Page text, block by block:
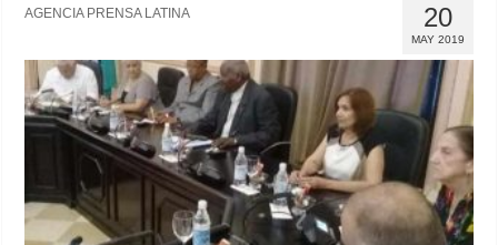
20
MAY 2019
AGENCIA PRENSA LATINA